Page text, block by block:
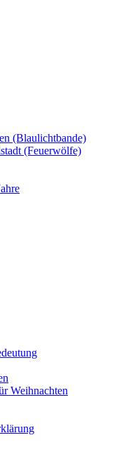
(Blaulichtbande)
(Feuerwölfe)
Weihnachten